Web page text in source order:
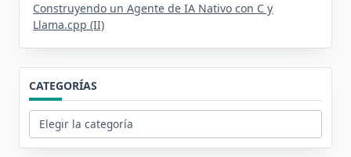
Construyendo un Agente de IA Nativo con C y
Llama.cpp (II)
CATEGORÍAS
Categorías